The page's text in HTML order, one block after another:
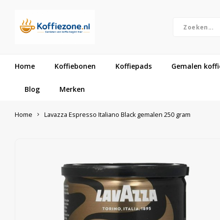
Home Koffiebonen Koffiepads Gemalen
Blog Merken
Home Lavazza Espresso Italiano Black gemalen 250 gram